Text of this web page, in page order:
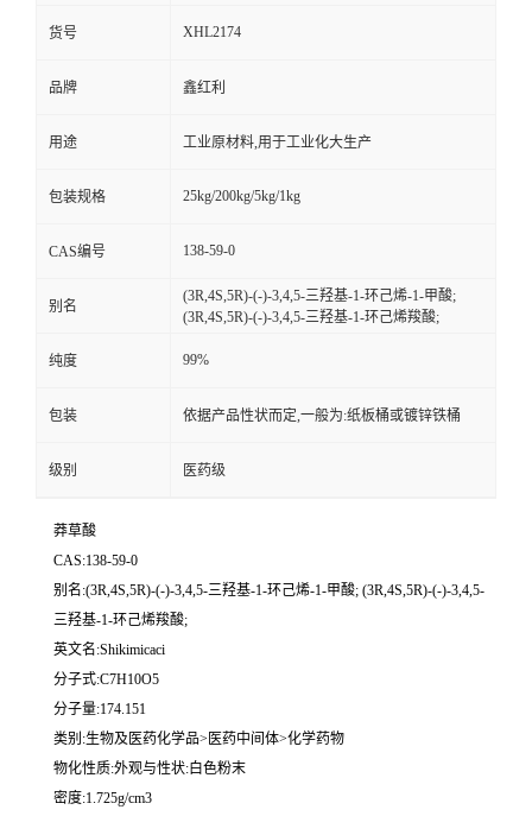
货号 XHL2174
品牌 鑫红利
用途 工业原材料,用于工业化大生产
包装规格 25kg/200kg/5kg/1kg
CAS编号 138-59-0
别名
(3R,4S,5R)-(-)-3,4,5-三羟基-1-环己烯-1-甲酸;
(3R,4S,5R)-(-)-3,4,5-三羟基-1-环己烯羧酸;
纯度 99%
包装 依据产品性状而定,一般为:纸板桶或镀锌铁桶
级别 医药级
莽草酸
CAS:138-59-0
别名:(3R,4S,5R)-(-)-3,4,5-三羟基-1-环己烯-1-甲酸; (3R,4S,5R)-(-)-3,4,5-
三羟基-1-环己烯羧酸;
英文名:Shikimicaci
分子式:C7H10O5
分子量:174.151
类别:生物及医药化学品>医药中间体>化学药物
物化性质:外观与性状:白色粉末
密度:1.725g/cm3